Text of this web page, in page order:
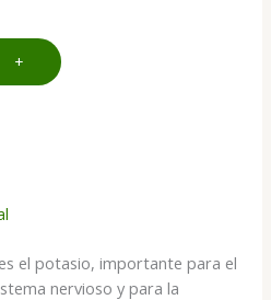
+
el potasio, importante para el
nervioso y para la